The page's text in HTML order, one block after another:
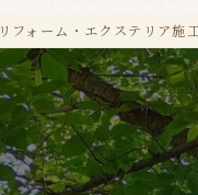
リフォーム・エクステリア施